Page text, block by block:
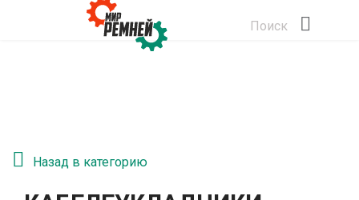
Поиск
Назад в категорию